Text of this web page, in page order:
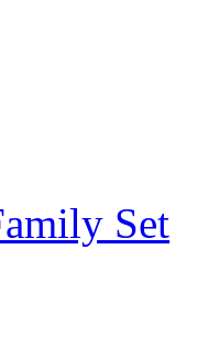
Set